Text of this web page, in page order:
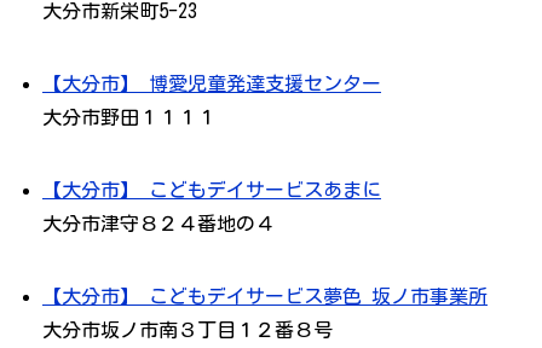
大分市新栄町5-23
【大分市】 博愛児童発達支援センター
大分市野田１１１１
【大分市】 こどもデイサービスあまに
大分市津守８２４番地の４
【大分市】 こどもデイサービス夢色 坂ノ市事業所
大分市坂ノ市南３丁目１２番８号